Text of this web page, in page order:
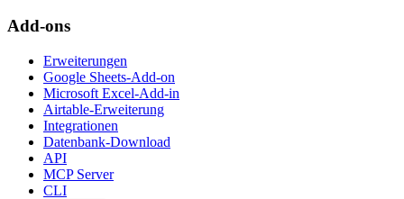
Add-ons
Erweiterungen
Google Sheets-Add-on
Microsoft Excel-Add-in
Airtable-Erweiterung
Integrationen
Datenbank-Download
API
MCP Server
CLI